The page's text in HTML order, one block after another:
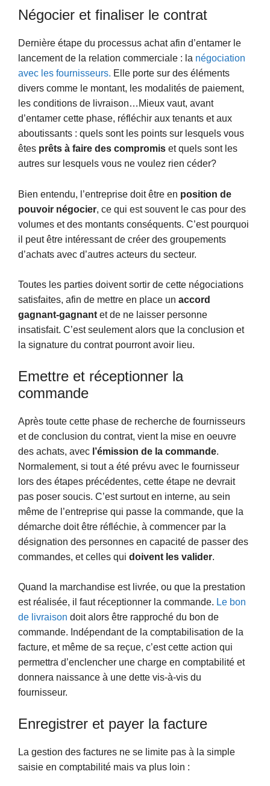
Négocier et finaliser le contrat
Dernière étape du processus achat afin d’entamer le
lancement de la relation commerciale : la négociation
avec les fournisseurs. Elle porte sur des éléments
divers comme le montant, les modalités de paiement,
les conditions de livraison…Mieux vaut, avant
d’entamer cette phase, réfléchir aux tenants et aux
aboutissants : quels sont les points sur lesquels vous
êtes prêts à faire des compromis et quels sont les
autres sur lesquels vous ne voulez rien céder?
Bien entendu, l’entreprise doit être en position de
pouvoir négocier, ce qui est souvent le cas pour des
volumes et des montants conséquents. C’est pourquoi
il peut être intéressant de créer des groupements
d’achats avec d’autres acteurs du secteur.
Toutes les parties doivent sortir de cette négociations
satisfaites, afin de mettre en place un accord
gagnant-gagnant et de ne laisser personne
insatisfait. C’est seulement alors que la conclusion et
la signature du contrat pourront avoir lieu.
Emettre et réceptionner la
commande
Après toute cette phase de recherche de fournisseurs
et de conclusion du contrat, vient la mise en oeuvre
des achats, avec l’émission de la commande.
Normalement, si tout a été prévu avec le fournisseur
lors des étapes précédentes, cette étape ne devrait
pas poser soucis. C’est surtout en interne, au sein
même de l’entreprise qui passe la commande, que la
démarche doit être réfléchie, à commencer par la
désignation des personnes en capacité de passer des
commandes, et celles qui doivent les valider.
Quand la marchandise est livrée, ou que la prestation
est réalisée, il faut réceptionner la commande. Le bon
de livraison doit alors être rapproché du bon de
commande. Indépendant de la comptabilisation de la
facture, et même de sa reçue, c’est cette action qui
permettra d’enclencher une charge en comptabilité et
donnera naissance à une dette vis-à-vis du
fournisseur.
Enregistrer et payer la facture
La gestion des factures ne se limite pas à la simple
saisie en comptabilité mais va plus loin :